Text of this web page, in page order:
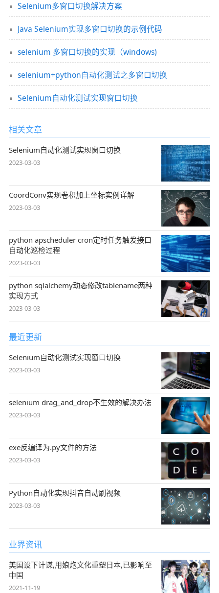
Selenium多窗口切换解决方案
Java Selenium实现多窗口切换的示例代码
selenium 多窗口切换的实现（windows)
selenium+python自动化测试之多窗口切换
Selenium自动化测试实现窗口切换
相关文章
Selenium自动化测试实现窗口切换
2023-03-03
CoordConv实现卷积加上坐标实例详解
2023-03-03
python apscheduler cron定时任务触发接口
自动化巡检过程
2023-03-03
python sqlalchemy动态修改tablename两种
实现方式
2023-03-03
最近更新
Selenium自动化测试实现窗口切换
2023-03-03
selenium drag_and_drop不生效的解决办法
2023-03-03
exe反编译为.py文件的方法
2023-03-03
Python自动化实现抖音自动刷视频
2023-03-03
业界资讯
美国设下计谋,用娘炮文化重塑日本,已影响至
中国
2021-11-19